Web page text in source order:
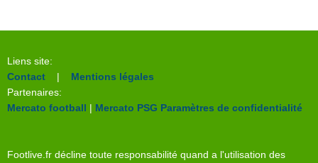
Liens site:
Contact | Mentions légales
Partenaires:
Mercato football | Mercato PSG Paramètres de confidentialité
Footlive.fr décline toute responsabilité quand a l'utilisation des